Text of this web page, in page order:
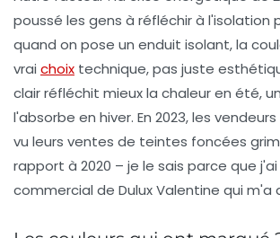
poussé les gens à réfléchir à l'isolation
quand on pose un enduit isolant, la
vrai choix technique, pas juste
clair réfléchit mieux la chaleur en été,
l'absorbe en hiver. En 2023, les
vu leurs ventes de teintes foncées
rapport à 2020 – je le sais parce que
commercial de Dulux Valentine qui m'a